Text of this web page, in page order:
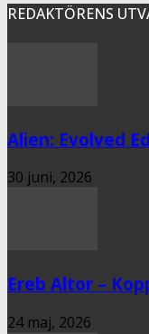
REDAKTÖRENS
Alien: Evolved
30 juni, 2026
Ereb Altor –
24 maj, 2026